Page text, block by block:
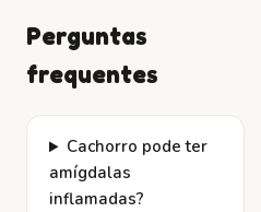
Perguntas
frequentes
Cachorro pode ter
amígdalas
inflamadas?